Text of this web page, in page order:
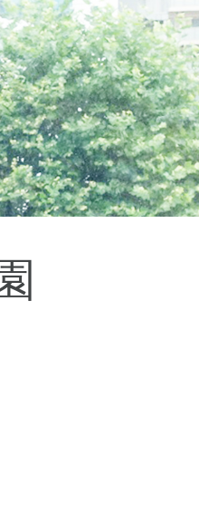
墨田区(2) 品
杉並区(3) 板
三鷹市(2) 調
千代田区(1) 豊